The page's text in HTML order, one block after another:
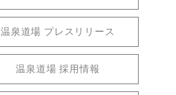
温泉道場 プレスリリース
温泉道場 採用情報